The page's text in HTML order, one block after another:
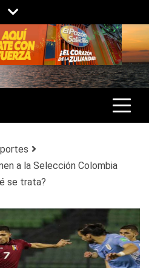
ZULIA, VENEZUELA Y
GENERAL.
a la Selección Colombia
se trata?